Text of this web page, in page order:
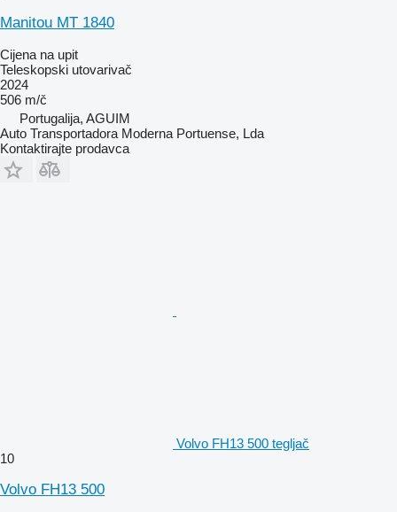
Manitou MT 1840
Cijena na upit
Teleskopski utovarivač
2024
506 m/č
Portugalija, AGUIM
Auto Transportadora Moderna Portuense, Lda
Kontaktirajte prodavca
Volvo FH13 500 tegljač
10
Volvo FH13 500